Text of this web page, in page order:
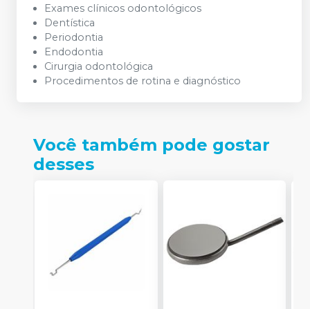
Exames clínicos odontológicos
Dentística
Periodontia
Endodontia
Cirurgia odontológica
Procedimentos de rotina e diagnóstico
Você também pode gostar
desses